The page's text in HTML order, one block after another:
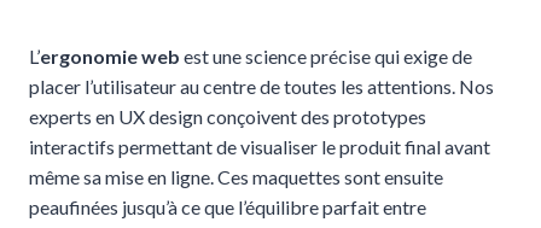
L’ergonomie web est une science précise qui exige de
placer l’utilisateur au centre de toutes les attentions. Nos
experts en UX design conçoivent des prototypes
interactifs permettant de visualiser le produit final avant
même sa mise en ligne. Ces maquettes sont ensuite
peaufinées jusqu’à ce que l’équilibre parfait entre